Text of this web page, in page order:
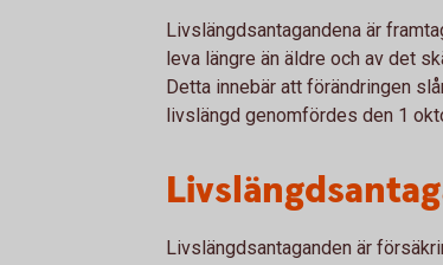
Livslängdsantagandena är
leva längre än äldre och av det
Detta innebär att förändringen
livslängd genomfördes den 1
Livslängdsantaganden är